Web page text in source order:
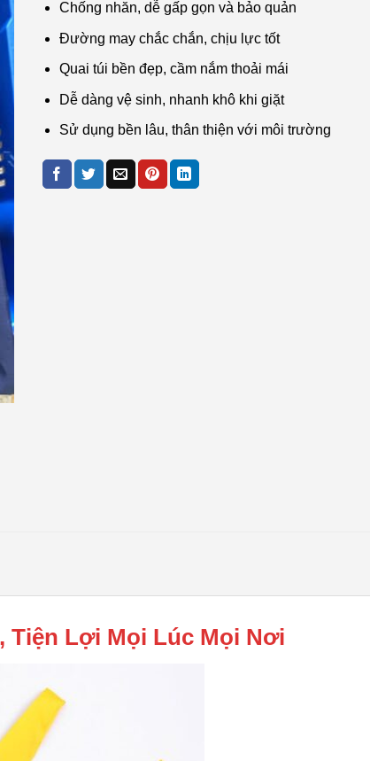
Chống nhăn, dễ gấp gọn và bảo quản
Đường may chắc chắn, chịu lực tốt
Quai túi bền đẹp, cầm nắm thoải mái
Dễ dàng vệ sinh, nhanh khô khi giặt
Sử dụng bền lâu, thân thiện với môi trường
Tiện Lợi Mọi Lúc Mọi Nơi